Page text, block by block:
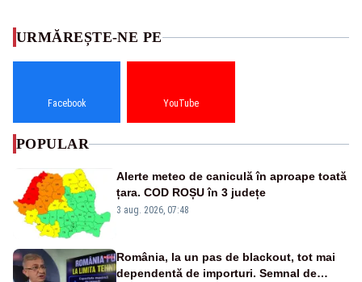
URMĂREȘTE-NE PE
Facebook YouTube
POPULAR
Alerte meteo de caniculă în aproape toată
țara. COD ROȘU în 3 județe
3 aug. 2026, 07:48
România, la un pas de blackout, tot mai
dependentă de importuri. Semnal de